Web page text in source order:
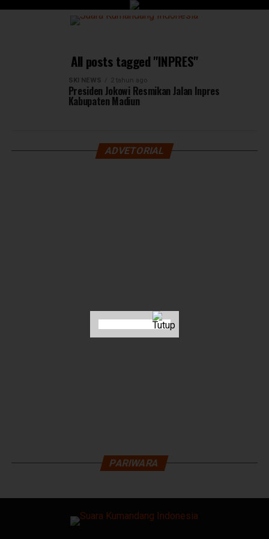
All posts tagged "INPRES"
SKI NEWS 2 tahun ago
Presiden Jokowi Resmikan Jalan Inpres
Kabupaten Madiun
ADVETORIAL
PARIWARA